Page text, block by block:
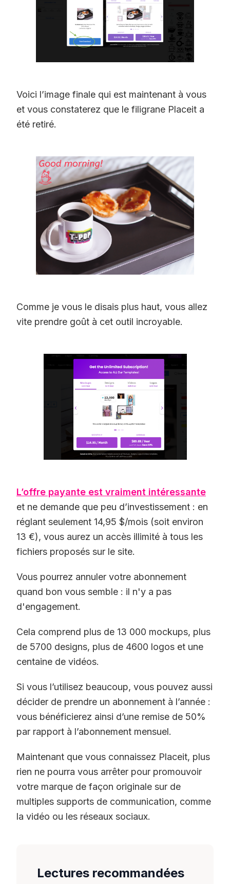
Voici l’image finale qui est maintenant à vous
et vous constaterez que le filigrane Placeit a
été retiré.
Comme je vous le disais plus haut, vous allez
vite prendre goût à cet outil incroyable.
L’offre payante est vraiment intéressante
et ne demande que peu d’investissement : en
réglant seulement 14,95 $/mois (soit environ
13 €), vous aurez un accès illimité à tous les
fichiers proposés sur le site.
Vous pourrez annuler votre abonnement
quand bon vous semble : il n'y a pas
d'engagement.
Cela comprend plus de 13 000 mockups, plus
de 5700 designs, plus de 4600 logos et une
centaine de vidéos.
Si vous l’utilisez beaucoup, vous pouvez aussi
décider de prendre un abonnement à l’année :
vous bénéficierez ainsi d’une remise de 50%
par rapport à l’abonnement mensuel.
Maintenant que vous connaissez Placeit, plus
rien ne pourra vous arrêter pour promouvoir
votre marque de façon originale sur de
multiples supports de communication, comme
la vidéo ou les réseaux sociaux.
Lectures recommandées